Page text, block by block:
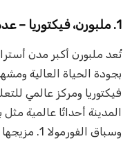
1. ملبورن، فيكتوريا – عدد السكان: 5,245,182
تُعد ملبورن أكبر مدن
بجودة الحياة العالية
فيكتوريا ومركز عالمي
المدينة أحداثًا عالمية
وسباق